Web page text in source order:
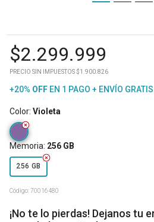
$2.299.999
PRECIO SIN IMPUESTOS $1.900.826
+20% OFF EN 1 PAGO + ENVÍO GRATIS
Color: Violeta
Memoria: 256 GB
256 GB
Código:70016480
¡No te lo pierdas! Dejanos tu